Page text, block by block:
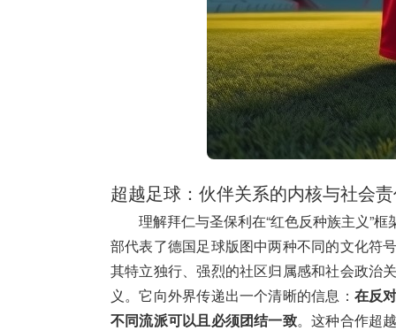
超越足球：伙伴关系的内核与社会
理解拜仁与圣保利在“红色反种族主义”
部代表了德国足球版图中两种不同的文化符
其特立独行、强烈的社区归属感和社会政治
义。它向外界传递出一个清晰的信息： 在反
不同流派可以且必须团结一致。这种合作超